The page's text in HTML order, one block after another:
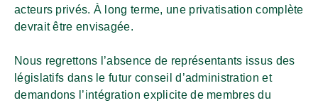
acteurs privés. À long terme, une privatisation complète
devrait être envisagée.
Nous regrettons l’absence de représentants issus des
législatifs dans le futur conseil d’administration et
demandons l’intégration explicite de membres du